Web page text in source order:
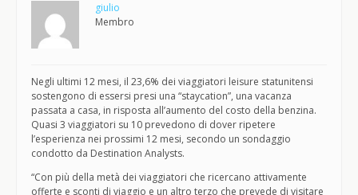
giulio
Membro
Negli ultimi 12 mesi, il 23,6% dei viaggiatori leisure statunitensi
sostengono di essersi presi una “staycation”, una vacanza
passata a casa, in risposta all’aumento del costo della benzina.
Quasi 3 viaggiatori su 10 prevedono di dover ripetere
l’esperienza nei prossimi 12 mesi, secondo un sondaggio
condotto da Destination Analysts.
“Con più della metà dei viaggiatori che ricercano attivamente
offerte e sconti di viaggio e un altro terzo che prevede di visitare